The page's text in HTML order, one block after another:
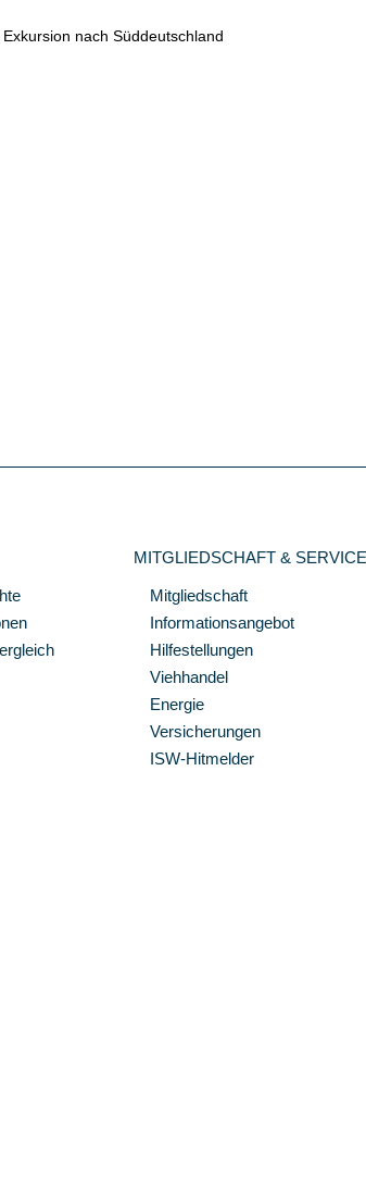
nach Süddeutschland
MITGLIEDSCHAFT & SERVICE
Mitgliedschaft
Informationsangebot
Hilfestellungen
Viehhandel
Energie
Versicherungen
ISW-Hitmelder